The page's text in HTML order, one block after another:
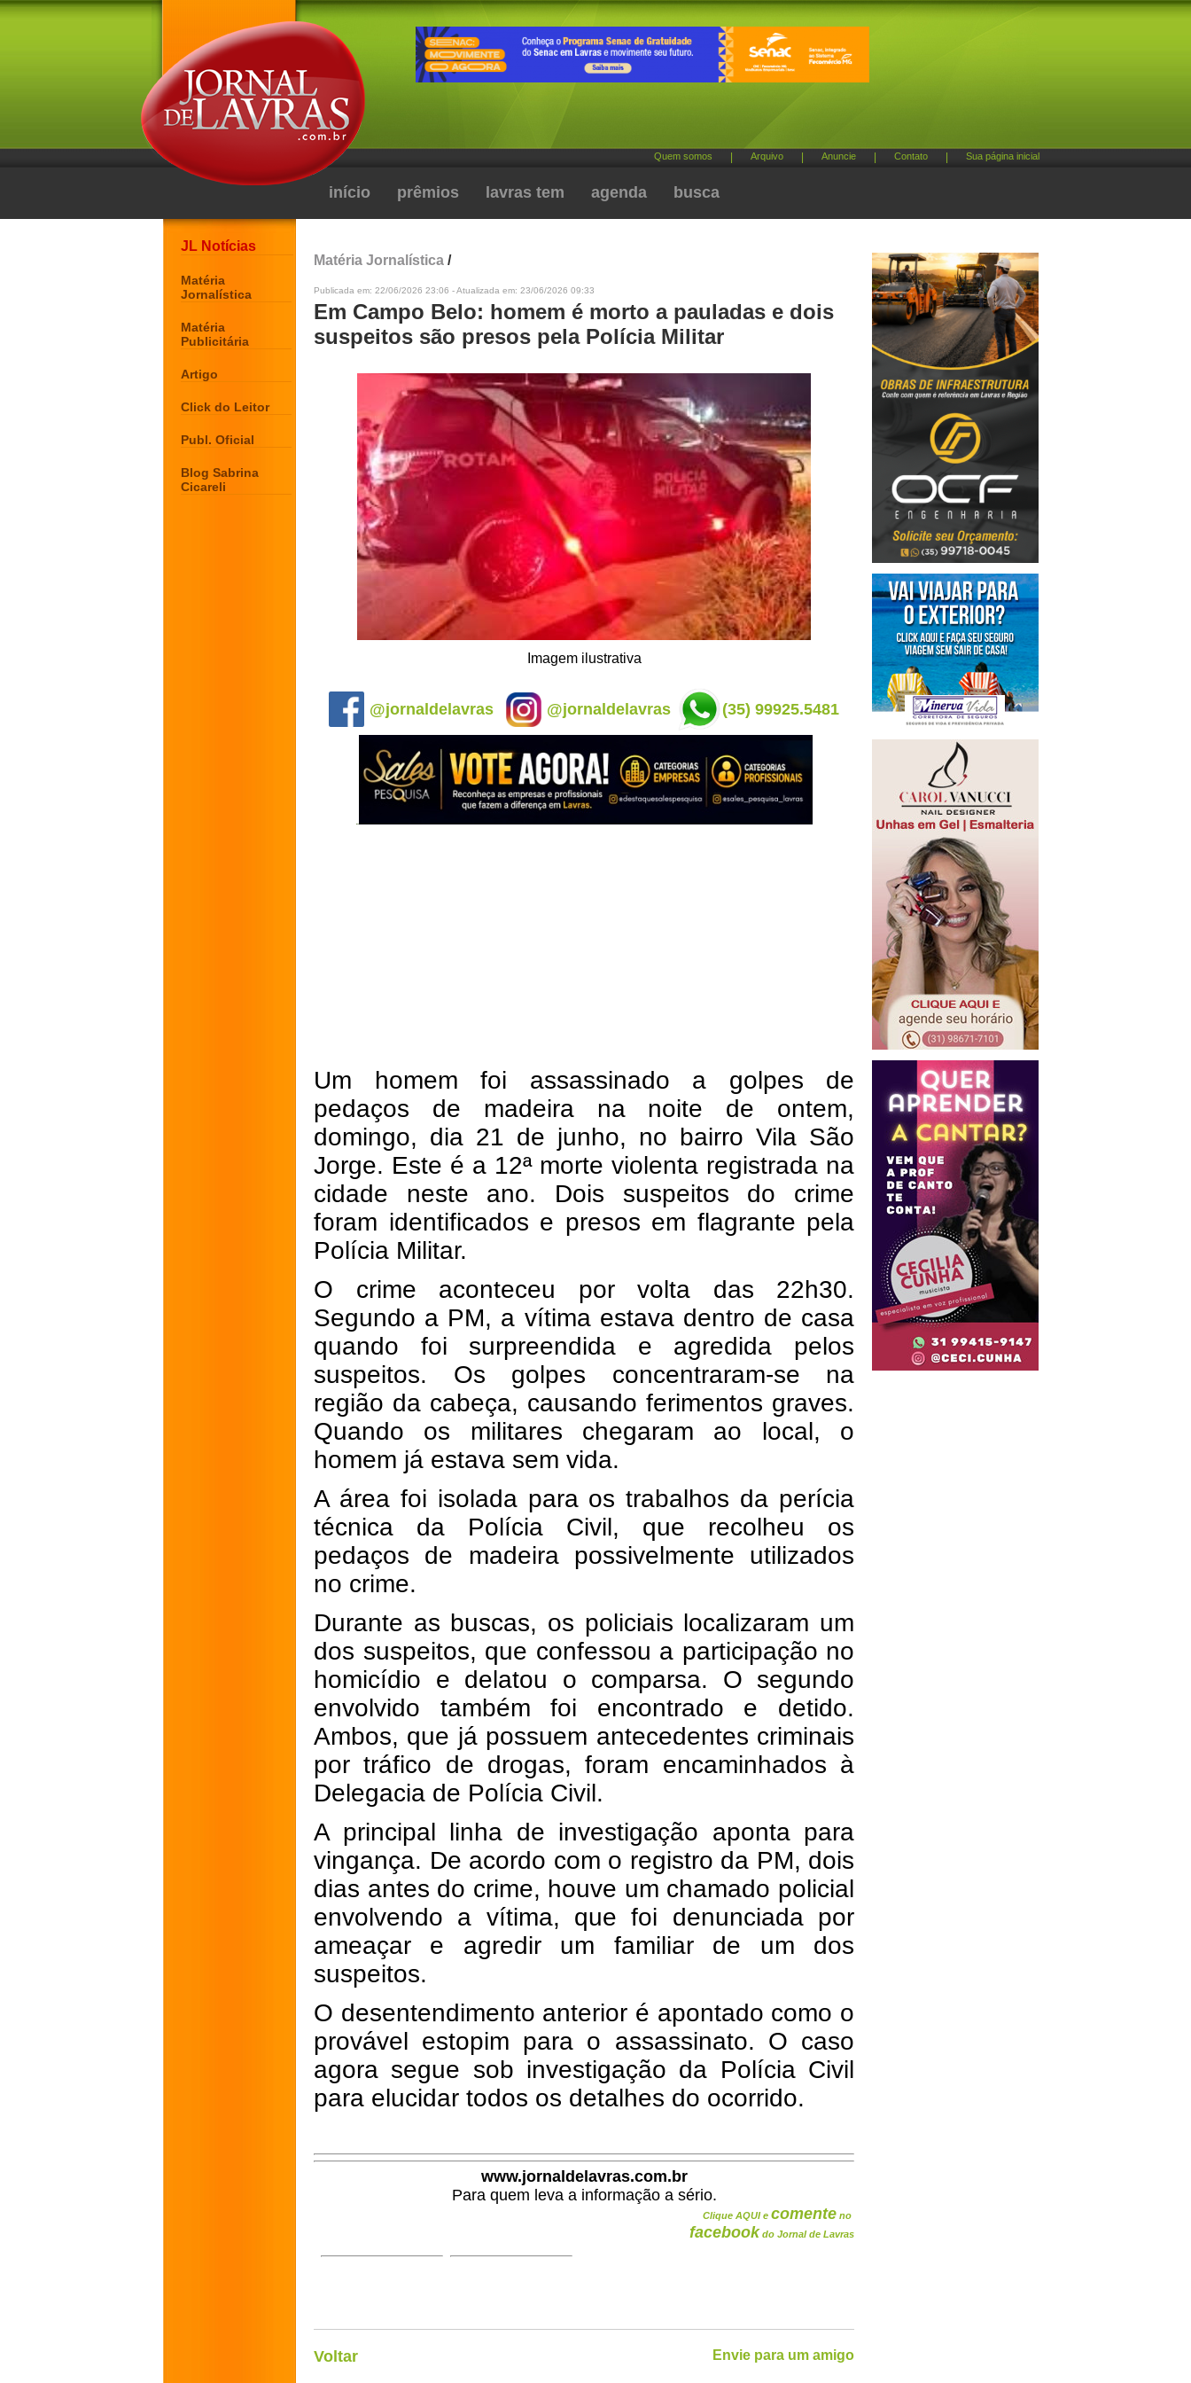
Quem somos Arquivo Anuncie Contato Sua página inicial
início prêmios lavras tem agenda busca
JL Notícias
Matéria
Jornalística
Matéria
Publicitária
Artigo
Click do Leitor
Publ. Oficial
Blog Sabrina
Cicareli
Matéria Jornalística /
Publicada em: 22/06/2026 23:06 - Atualizada em: 23/06/2026 09:33
Em Campo Belo: homem é morto a pauladas e dois
suspeitos são presos pela Polícia Militar
Imagem ilustrativa
@jornaldelavras @jornaldelavras (35) 99925.5481
Um homem foi assassinado a golpes de
pedaços de madeira na noite de ontem,
domingo, dia 21 de junho, no bairro Vila São
Jorge. Este é a 12ª morte violenta registrada na
cidade neste ano. Dois suspeitos do crime
foram identificados e presos em flagrante pela
Polícia Militar.
O crime aconteceu por volta das 22h30.
Segundo a PM, a vítima estava dentro de casa
quando foi surpreendida e agredida pelos
suspeitos. Os golpes concentraram-se na
região da cabeça, causando ferimentos graves.
Quando os militares chegaram ao local, o
homem já estava sem vida.
A área foi isolada para os trabalhos da perícia
técnica da Polícia Civil, que recolheu os
pedaços de madeira possivelmente utilizados
no crime.
Durante as buscas, os policiais localizaram um
dos suspeitos, que confessou a participação no
homicídio e delatou o comparsa. O segundo
envolvido também foi encontrado e detido.
Ambos, que já possuem antecedentes criminais
por tráfico de drogas, foram encaminhados à
Delegacia de Polícia Civil.
A principal linha de investigação aponta para
vingança. De acordo com o registro da PM, dois
dias antes do crime, houve um chamado policial
envolvendo a vítima, que foi denunciada por
ameaçar e agredir um familiar de um dos
suspeitos.
O desentendimento anterior é apontado como o
provável estopim para o assassinato. O caso
agora segue sob investigação da Polícia Civil
para elucidar todos os detalhes do ocorrido.
www.jornaldelavras.com.br
Para quem leva a informação a sério.
Clique AQUI e comente no
facebook do Jornal de Lavras
Voltar Envie para um amigo